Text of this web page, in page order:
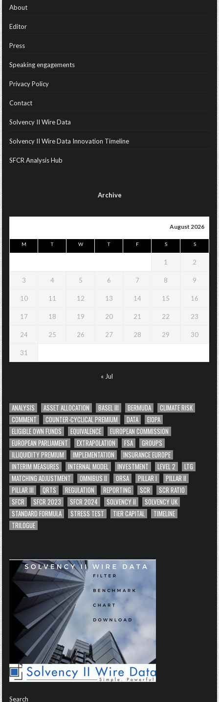
About
Editor
Press
Speaking engagements
Privacy Policy
Contact
Solvency II Wire Data
Solvency II Wire Data Innovation Timeline
SFCR Analysis Hub
Archive
August 2026
M T W T F S S
1 2
3 4 5 6 7 8 9
10 11 12 13 14 15 16
17 18 19 20 21 22 23
24 25 26 27 28 29 30
31
« Jul
ANALYSIS ASSET ALLOCATION BASEL III BERMUDA
CLIMATE RISK
COMMENT
COUNTER-CYCLICAL PREMIUM DATA
EIOPA
ELIGIBLE OWN FUNDS
EQUIVALENCE
EUROPEAN COMMISSION
EUROPEAN PARLIAMENT
EXTRAPOLATION FSA
GROUPS
ILLIQUIDITY PREMIUM
IMPLEMENTATION
INSURANCE EUROPE
INTERIM MEASURES
INTERNAL MODEL INVESTMENT LEVEL 2
LTG
MATCHING ADJUSTMENT
OMNIBUS II ORSA PILLAR I
PILLAR II
PILLAR III
QRTS REGULATION REPORTING SCR
SCR RATIO
SFCR
SFCR 2023 SFCR 2024 SOLVENCY II
SOLVENCY UK
STANDARD FORMULA
STRESS TEST TIER CAPITAL
TIMELINE
TRILOGUE
Search